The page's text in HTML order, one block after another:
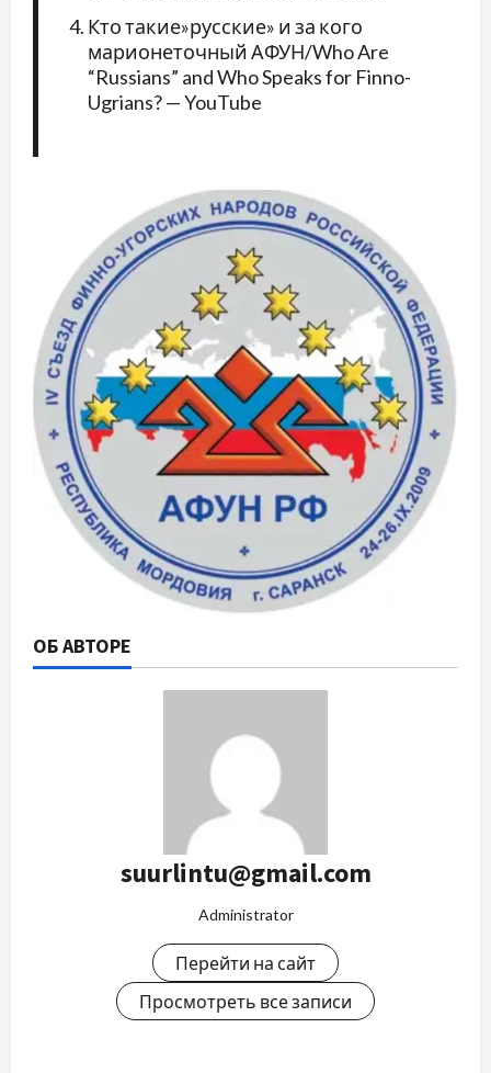
Кто такие»русские» и за кого
марионеточный АФУН/Who Are
“Russians” and Who Speaks for Finno-
Ugrians? — YouTube
ОБ АВТОРЕ
suurlintu@gmail.com
Administrator
Перейти на сайт
Просмотреть все записи